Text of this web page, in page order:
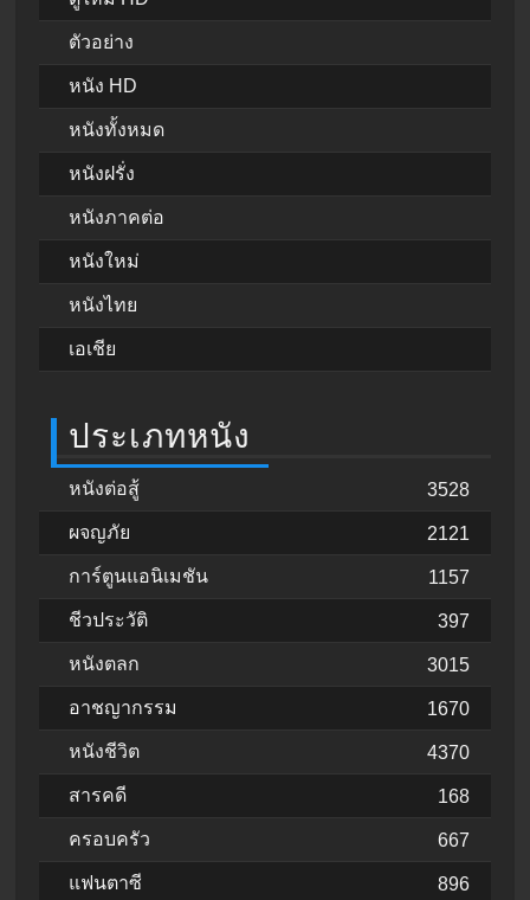
ตัวอย่าง
หนัง HD
หนังทั้งหมด
หนังฝรั่ง
หนังภาคต่อ
หนังใหม่
หนังไทย
เอเชีย
ประเภทหนัง
หนังต่อสู้ 3528
ผจญภัย 2121
การ์ตูนแอนิเมชัน 1157
ชีวประวัติ 397
หนังตลก 3015
อาชญากรรม 1670
หนังชีวิต 4370
สารคดี 168
ครอบครัว 667
แฟนตาซี 896